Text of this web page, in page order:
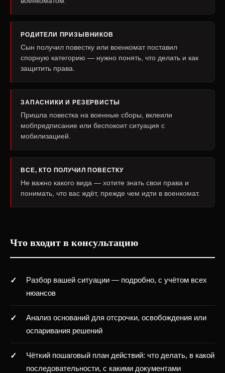
РОДИТЕЛИ ПРИЗЫВНИКОВ
Сын получил повестку или военкомат поставил
спорную категорию — нужно понять, что делать и как
защитить права.
ЗАПАСНИКИ И РЕЗЕРВИСТЫ
Пришла повестка на военные сборы, вклеили
мобпредписание или беспокоит ситуация с
мобилизацией.
ВСЕ, КТО ПОЛУЧИЛ ПОВЕСТКУ
Не важно какого вида — хотите знать свои права и
понимать, что вас ждёт, прежде чем идти в военкомат.
Что входит в консультацию
Разбор вашей ситуации — подробно, с учётом всех
нюансов
Анализ оснований для отсрочки, освобождения или
оспаривания решений
Чёткий пошаговый план действий: что делать, в какой
последовательности, с какими документами